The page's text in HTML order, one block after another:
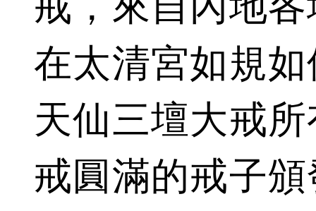
在太清宮如規
天仙三壇大戒
戒圓滿的戒子